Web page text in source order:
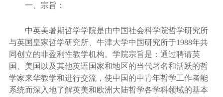
一、宗旨：
中英美暑期哲学学院是由中国社会科学院哲学研究所
与英国皇家哲学研究所、牛津大学中国研究所于1988年共
同创立的非盈利性教学机构。学院宗旨是：通过聘请英
国、美国以及其他英语国家和地区的当代著名和活跃的哲
学家来华教学和进行交流，使中国的中青年哲学工作者能
系统而深入地了解英美和欧洲大陆哲学各学科领域的基本